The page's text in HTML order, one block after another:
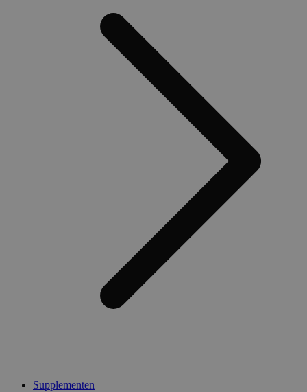
Supplementen